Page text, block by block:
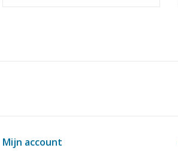
Mijn account